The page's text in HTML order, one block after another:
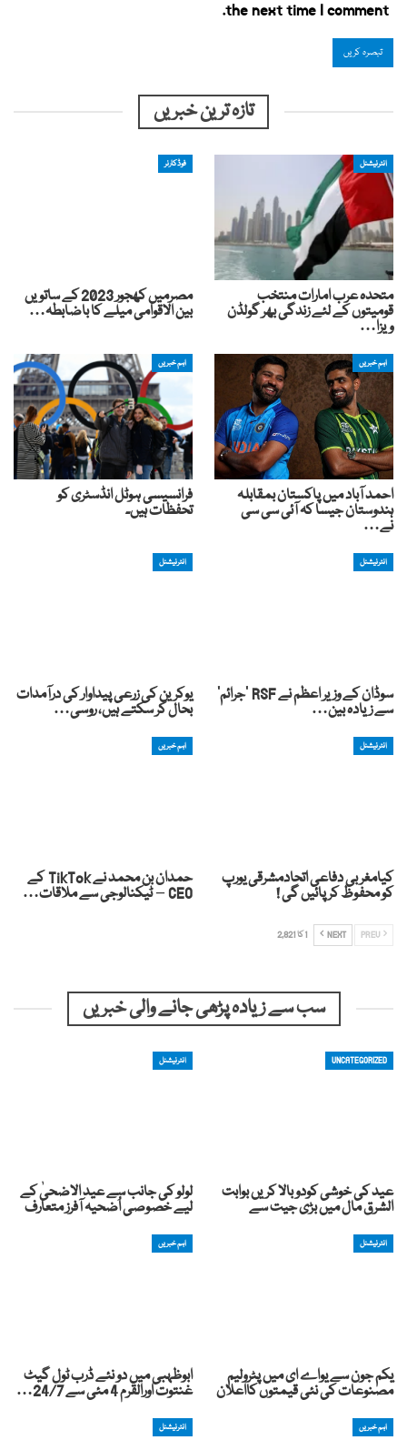
the next time I comment.
تازہ ترین خبریں
انٹرنیشنل
متحدہ عرب امارات منتخب
قومیتوں کے لئے زندگی بھر گولڈن
ویزا…
فوڈکارنر
مصرمیں کھجور 2023 کے ساتویں
بین الاقوامی میلے کا باضابطہ…
اہم خبریں
احمد آباد میں پاکستان بمقابلہ
ہندوستان جیسا کہ آئی سی سی
نے…
اہم خبریں
فرانسیسی ہوٹل انڈسٹری کو
تحفظات ہیں۔
انٹرنیشنل
سوڈان کے وزیر اعظم نے RSF ‘جرائم’
سے زیادہ بین…
انٹرنیشنل
یوکرین کی زرعی پیداوار کی درآمدات
بحال کر سکتے ہیں، روسی…
انٹرنیشنل
کیامغربی دفاعی اتحادمشرقی یورپ
کو محفوظ کر پائیں گی !
اہم خبریں
حمدان بن محمد نے TikTok کے
CEO – ٹیکنالوجی سے ملاقات…
NEXT 1 کا 2,821
سب سے زیادہ پڑھی جانے والی خبریں
UNCATEGORIZED
عید کی خوشی کودوبالا کریں بوابت
الشرق مال میں بڑی جیت سے
انٹرنیشنل
لولو کی جانب سے عید الاضحیٰ کے
لیے خصوصی اُضحیہ آفرز متعارف
انٹرنیشنل
یکم جون سے یواے ای میں پٹرولیم
مصنوعات کی نئی قیمتوں کااعلان
اہم خبریں
ابوظہبی میں دو نئے ڈرب ٹول گیٹ
غنتوت اورالقرم 4 مئی سے 24/7…
اہم خبریں انٹرنیشنل